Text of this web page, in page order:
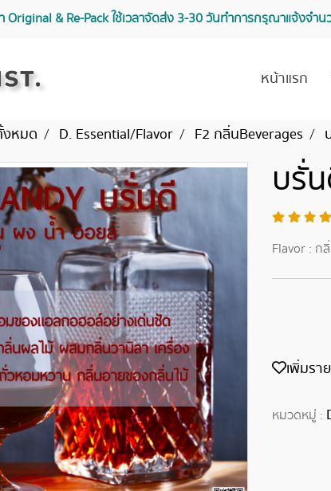
& Re-Pack ใช้เวลาจัดส่ง 3-30 วันทำการ กรุณาแจ้งจำ
หน้าแรก
หมด D. Essential/Flavor F2 กลิ่นBeverages
บรั่
Flavor : ก
เพิ่มรา
หมวดหมู่ :